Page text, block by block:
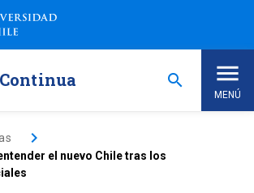
search
MENÚ
keyboard_arrow_right
el nuevo Chile tras los